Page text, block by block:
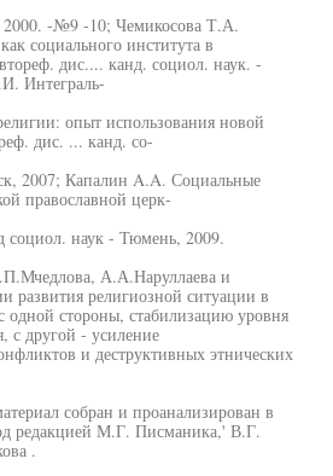
2000. -№9 -10; Чемикосова Т.А.
социального института в
дис.... канд. социол. наук. -
Интеграль-
опыт использования новой
дис. ... канд. со-
2007; Капалин A.A. Социальные
православной церк-
социол. наук - Тюмень, 2009.
А.А.Наруллаева и
развития религиозной ситуации в
одной стороны, стабилизацию уровня
с другой - усиление
и деструктивных этнических
собран и проанализирован в
редакцией М.Г. Писманика,' В.Г.
.